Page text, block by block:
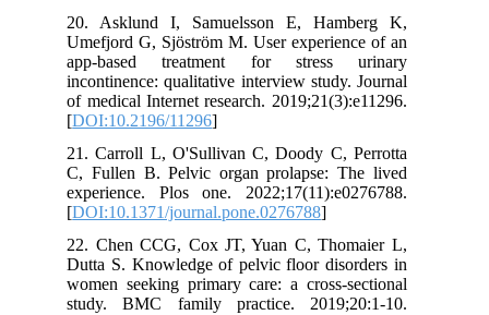
20. Asklund I, Samuelsson E, Hamberg K,
Umefjord G, Sjöström M. User experience of an
app-based treatment for stress urinary
incontinence: qualitative interview study. Journal
of medical Internet research. 2019;21(3):e11296.
[DOI:10.2196/11296
21. Carroll L, O'Sullivan C, Doody C, Perrotta
C, Fullen B. Pelvic organ prolapse: The lived
experience. Plos one. 2022;17(11):e0276788.
[DOI:10.1371/journal.pone.0276788
22. Chen CCG, Cox JT, Yuan C, Thomaier L,
Dutta S. Knowledge of pelvic floor disorders in
women seeking primary care: a cross-sectional
study. BMC family practice. 2019;20:1-10.